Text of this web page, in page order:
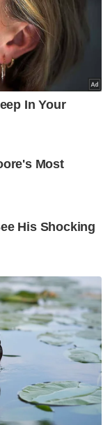
dan
dipercayai
mereka
dan tiada